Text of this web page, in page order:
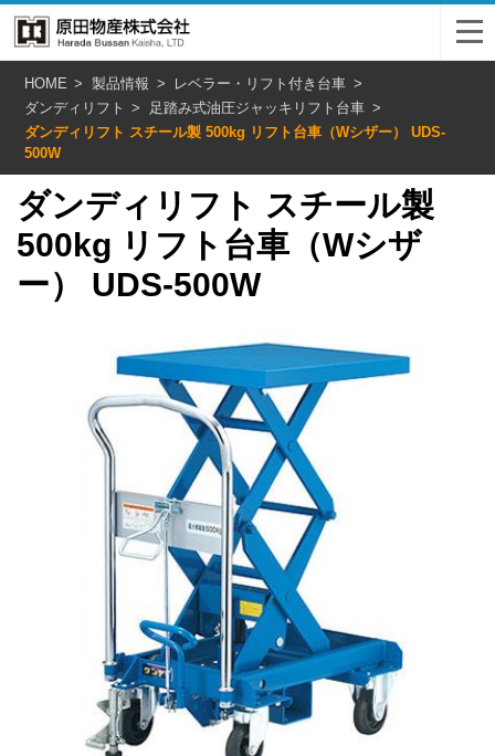
HOME 製品情報
レベラー・リフト付き台車
ダンディリフト
足踏み式油圧ジャッキリフト台車
ダンディリフト スチール製 500kg リフト台車（Wシザー） UDS-
500W
ダンディリフト スチール製
500kg リフト台車（Wシザ
ー） UDS-500W